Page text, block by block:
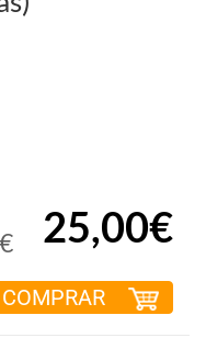
25,00€
COMPRAR